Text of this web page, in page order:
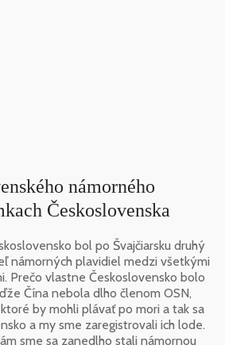
námorného
Československa
bol po Švajčiarsku druhý
námorných plavidiel medzi všetkými
Prečo vlastne Československo bolo
Čína nebola dlho členom OSN,
by mohli plávať po mori a tak sa
a my sme zaregistrovali ich lode.
sme sa zanedlho stali námornou